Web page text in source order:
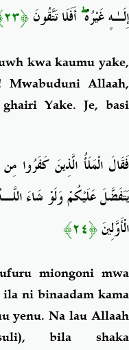
إِلَـٰهٍ غَيْرُهُۖأَفَلَا تَتَّقُونَ﴿٢٣﴾
kwa kaumu yake,
Mwabuduni Allaah,
Yake. Je, basi
فَقَالَ الْمَلَأُ الَّذِينَ كَفَرُوا
يَتَفَضَّلَ عَلَيْكُمْ وَلَوْ شَاءَ
الْأَوَّلِينَ﴿٢٤﴾
miongoni mwa
ni binaadam kama
yenu. Na lau Allaah
bila shaka